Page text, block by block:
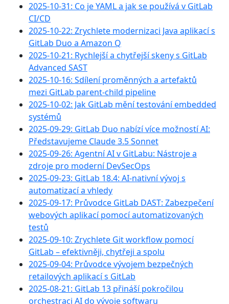
2025-10-31: Co je YAML a jak se používá v GitLab
CI/CD
2025-10-22: Zrychlete modernizaci Java aplikací s
GitLab Duo a Amazon Q
2025-10-21: Rychlejší a chytřejší skeny s GitLab
Advanced SAST
2025-10-16: Sdílení proměnných a artefaktů
mezi GitLab parent-child pipeline
2025-10-02: Jak GitLab mění testování embedded
systémů
2025-09-29: GitLab Duo nabízí více možností AI:
Představujeme Claude 3.5 Sonnet
2025-09-26: Agentní AI v GitLabu: Nástroje a
zdroje pro moderní DevSecOps
2025-09-23: GitLab 18.4: AI-nativní vývoj s
automatizací a vhledy
2025-09-17: Průvodce GitLab DAST: Zabezpečení
webových aplikací pomocí automatizovaných
testů
2025-09-10: Zrychlete Git workflow pomocí
GitLab – efektivněji, chytřeji a spolu
2025-09-04: Průvodce vývojem bezpečných
retailových aplikací s GitLab
2025-08-21: GitLab 13 přináší pokročilou
orchestraci AI do vývoje softwaru